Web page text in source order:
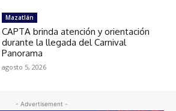
Mazatlán
CAPTA brinda atención y orientación
durante la llegada del Carnival
Panorama
agosto 5, 2026
- Advertisement -